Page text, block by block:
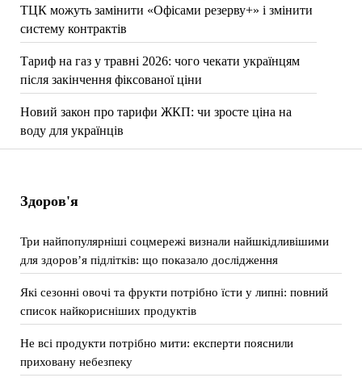
ТЦК можуть замінити «Офісами резерву+» і змінити
систему контрактів
Тариф на газ у травні 2026: чого чекати українцям
після закінчення фіксованої ціни
Новий закон про тарифи ЖКП: чи зросте ціна на
воду для українців
Здоров'я
Три найпопулярніші соцмережі визнали найшкідливішими
для здоров’я підлітків: що показало дослідження
Які сезонні овочі та фрукти потрібно їсти у липні: повний
список найкорисніших продуктів
Не всі продукти потрібно мити: експерти пояснили
приховану небезпеку